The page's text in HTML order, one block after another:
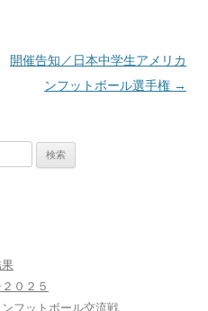
開催告知／日本中学生アメリカ
ンフットボール選手権 →
０２５
フットボール交流戦